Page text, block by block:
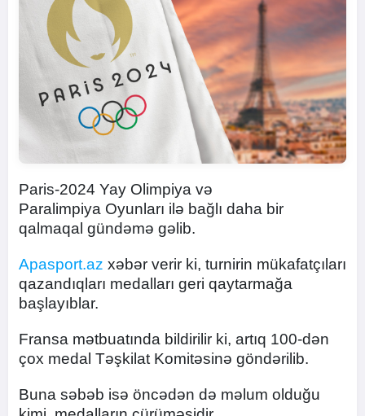
Paris-2024 Yay Olimpiya və
Paralimpiya Oyunları ilə bağlı daha bir
qalmaqal gündəmə gəlib.
Apasport.az xəbər verir ki, turnirin mükafatçıları
qazandıqları medalları geri qaytarmağa
başlayıblar.
Fransa mətbuatında bildirilir ki, artıq 100-dən
çox medal Təşkilat Komitəsinə göndərilib.
Buna səbəb isə öncədən də məlum olduğu